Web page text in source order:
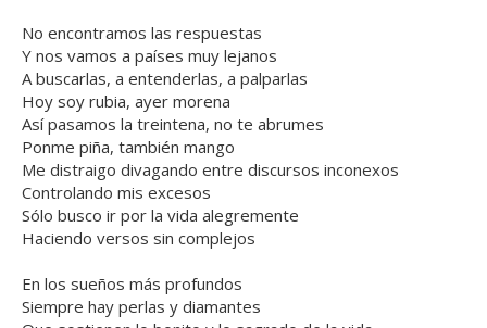
No encontramos las respuestas
Y nos vamos a países muy lejanos
A buscarlas, a entenderlas, a palparlas
Hoy soy rubia, ayer morena
Así pasamos la treintena, no te abrumes
Ponme piña, también mango
Me distraigo divagando entre discursos inconexos
Controlando mis excesos
Sólo busco ir por la vida alegremente
Haciendo versos sin complejos
En los sueños más profundos
Siempre hay perlas y diamantes